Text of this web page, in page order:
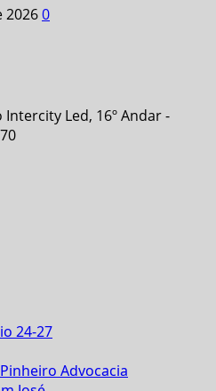
20260
Intercity Led, 16º Andar -
24-27
Advocacia